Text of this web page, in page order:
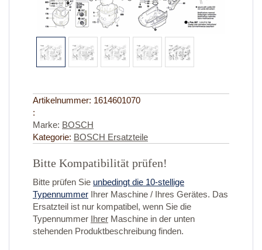
Artikelnummer: 1614601070
:
Marke: BOSCH
Kategorie: BOSCH Ersatzteile
Bitte Kompatibilität prüfen!
Bitte prüfen Sie unbedingt die 10-stellige
Typennummer Ihrer Maschine / Ihres Gerätes. Das
Ersatzteil ist nur kompatibel, wenn Sie die
Typennummer Ihrer Maschine in der unten
stehenden Produktbeschreibung finden.